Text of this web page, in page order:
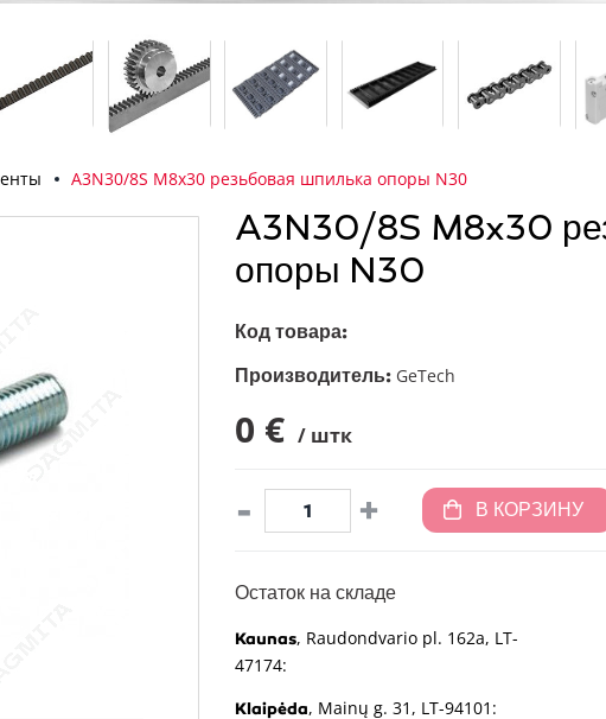
A3N30/8S M8x30 резьбовая шпилька опоры N30
A3N30/8S M8x30
опоры N30
Код товара:
Производитель: GeTech
0 € / штк
- + В КОРЗИНУ
Остаток на складе
Kaunas, Raudondvario pl. 162a, LT-
47174:
Klaipėda, Mainų g. 31, LT-94101: